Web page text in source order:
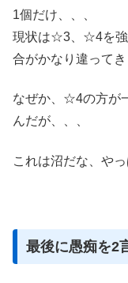
1個だけ、、、
現状は☆3、☆4を強
合がかなり違ってき
なぜか、☆4の方が
んだが、、、
これは沼だな、やっ
最後に愚痴を2